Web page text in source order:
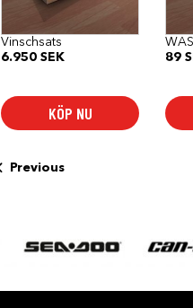
Vinschsats
6.950 SEK
KÖP NU
89
Previous